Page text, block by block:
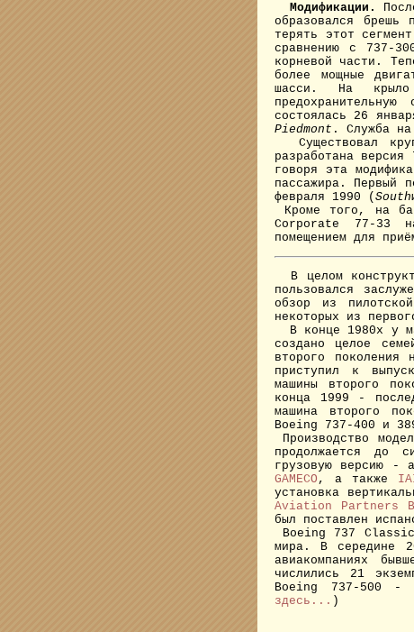
Модификации.
образовался
терять этот
сравнению с 737-
корневой части.
более мощные
шасси. На крыло
состоялась 26
Piedmont . Служба на
Существовал
разработана
говоря эта
пассажира. Первый
февраля 1990 (
Кроме того, на
Corporate 77-33
помещением для
В целом
пользовался
обзор из
некоторых из
В конце 1980х у
создано целое
второго
приступил к
машины второго
конца 1999 -
машина второго
Boeing 737-400 и
Производство
продолжается до
грузовую версию -
GAMECO , а также
установка
Aviation Partners
был поставлен
Boeing 737 Classic
мира. В середине
авиакомпаниях
числились 21
Boeing 737-500 -
здесь... )